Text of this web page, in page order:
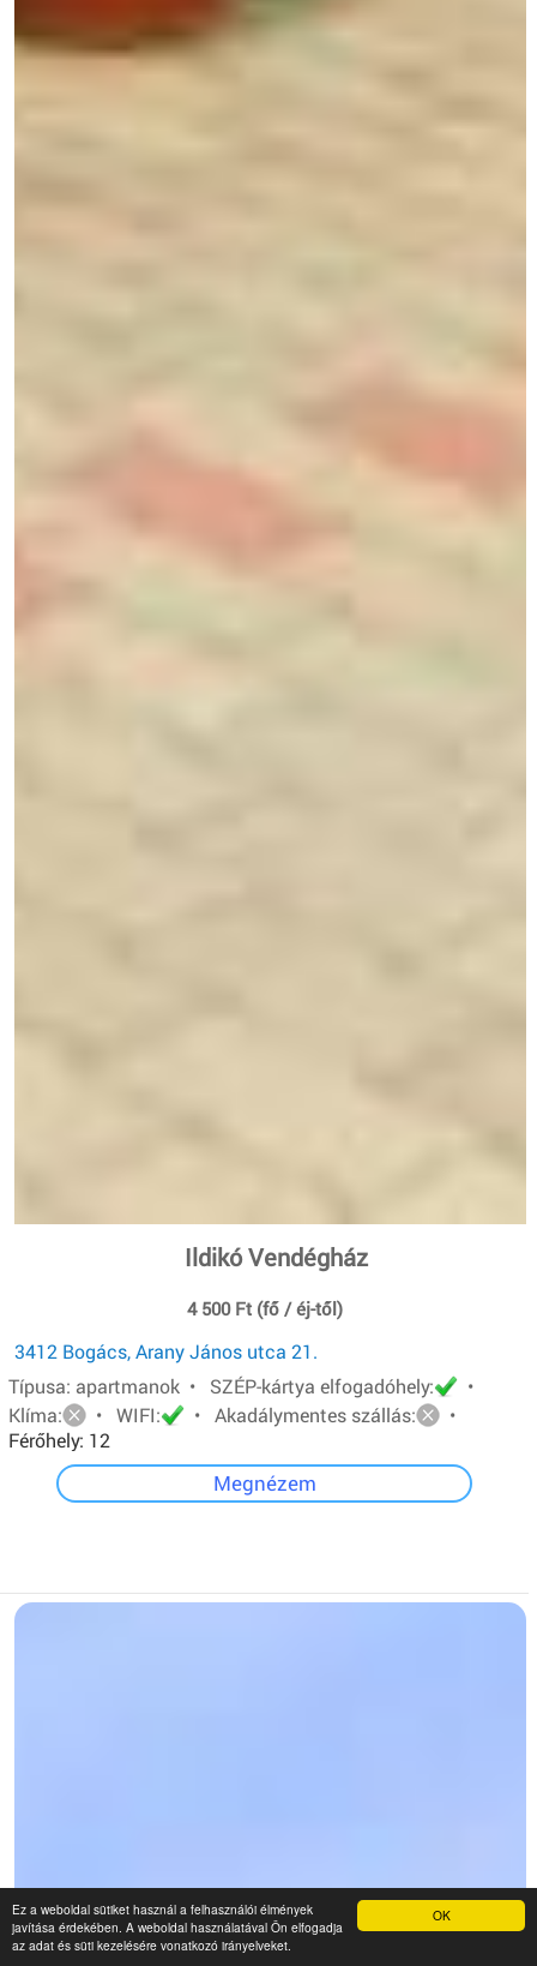
OK
Ez a weboldal sütiket használ a felhasználói élmények
javítása érdekében. A weboldal használatával Ön elfogadja
az adat és süti kezelésére vonatkozó irányelveket.
Ildikó Vendégház
4 500 Ft (fő / éj-től)
3412 Bogács, Arany János utca 21.
Típusa: apartmanok • SZÉP-kártya elfogadóhely:
•
Klíma:
• WIFI: • Akadálymentes szállás:
•
Férőhely: 12
Megnézem